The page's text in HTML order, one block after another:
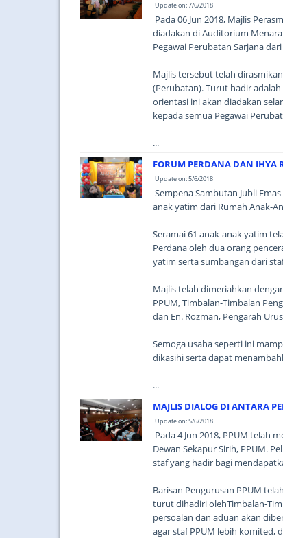
Update on: 7/6/2018
Pada 06 Jun 2018, Majlis
diadakan di Auditorium Menara
Pegawai Perubatan Sarjana
Majlis tersebut telah
(Perubatan). Turut hadir
orientasi ini akan diadakan
kepada semua Pegawai
...
FORUM PERDANA DAN IHYA
Update on: 5/6/2018
Sempena Sambutan Jubli
anak yatim dari Rumah Anak-
Seramai 61 anak-anak yatim
Perdana oleh dua orang
yatim serta sumbangan dari
Majlis telah dimeriahkan
PPUM, Timbalan-Timbalan
dan En. Rozman, Pengarah
Semoga usaha seperti ini
dikasihi serta dapat
...
MAJLIS DIALOG DI ANTARA
Update on: 5/6/2018
Pada 4 Jun 2018, PPUM telah
Dewan Sekapur Sirih, PPUM.
staf yang hadir bagi
Barisan Pengurusan PPUM
turut dihadiri olehTimbalan-
persoalan dan aduan akan
agar staf PPUM lebih komited,